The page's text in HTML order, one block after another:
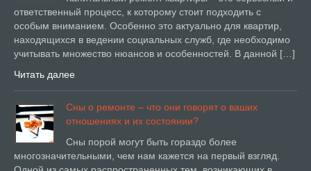
ответственный процесс, к которому стоит подходить с
особым вниманием. Особенно это актуально для квартир,
находящихся в ведении социальных служб, где необходимо
учитывать множество нюансов и особенностей. В данной […]
Читать далее
Сны о ремонте – что они говорят о ваших
отношениях и их состоянии?
Сны порой могут быть гораздо более
многозначительными, чем нам кажется на первый взгляд.